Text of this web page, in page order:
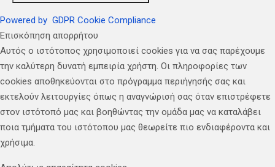
Powered by GDPR Cookie Compliance
Επισκόπηση απορρήτου
Αυτός ο ιστότοπος χρησιμοποιεί cookies για να σας παρέχουμε
την καλύτερη δυνατή εμπειρία χρήστη. Οι πληροφορίες των
cookies αποθηκεύονται στο πρόγραμμα περιήγησής σας και
εκτελούν λειτουργίες όπως η αναγνώρισή σας όταν επιστρέφετε
στον ιστότοπό μας και βοηθώντας την ομάδα μας να καταλάβει
ποια τμήματα του ιστότοπου μας θεωρείτε πιο ενδιαφέροντα και
χρήσιμα.